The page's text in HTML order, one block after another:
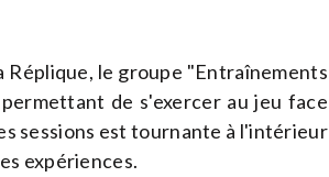
le groupe "Entraînements
de s'exercer au jeu face
sessions est tournante à l'intérieur
expériences.